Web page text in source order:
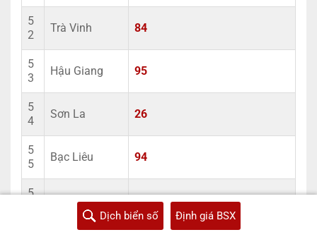
5
2
Trà Vinh 84
5
3
Hậu Giang 95
5
4
Sơn La 26
5
5
Bạc Liêu 94
5
Yên Bái 21
Dịch biển số Định giá BSX